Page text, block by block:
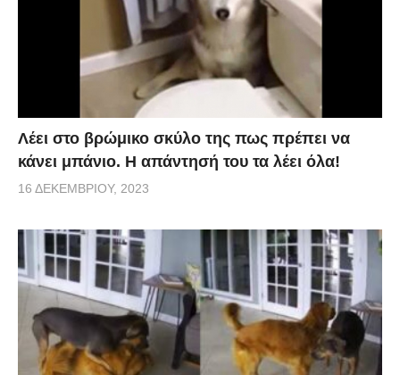
Λέει στο βρώμικο σκύλο της πως πρέπει να
κάνει μπάνιο. Η απάντησή του τα λέει όλα!
16 ΔΕΚΕΜΒΡΊΟΥ, 2023